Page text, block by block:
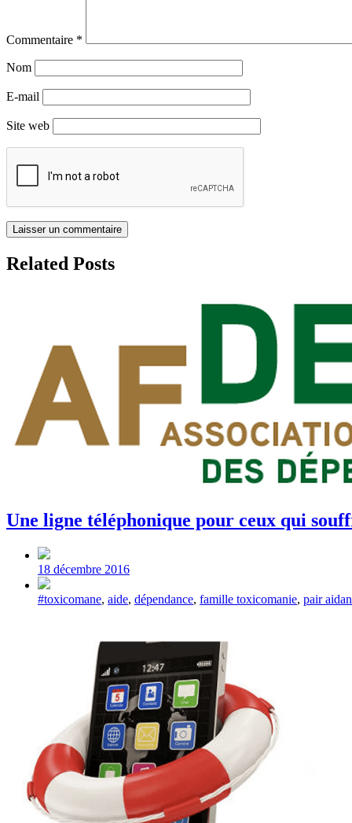
Commentaire *
Nom
E-mail
Site web
Related Posts
Une ligne téléphonique pour ceux qui
Post
date
18 décembre 2016
Tagged
#toxicomane, aide, dépendance, famille toxicomanie, pair